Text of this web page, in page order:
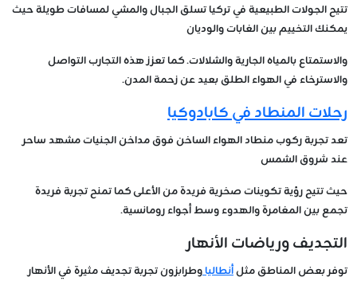
تتيح الجولات الطبيعية في تركيا تسلق الجبال والمشي لمسافات طويلة حيث
يمكنك التخييم بين الغابات والوديان
والاستمتاع بالمياه الجارية والشلالات. كما تعزز هذه التجارب التواصل
والاسترخاء في الهواء الطلق بعيد عن زحمة المدن.
رحلات المنطاد في كابادوكيا
تعد تجربة ركوب منطاد الهواء الساخن فوق مداخن الجنيات مشهد ساحر
عند شروق الشمس
حيث تتيح رؤية تكوينات صخرية فريدة من الأعلى كما تمنح تجربة فريدة
تجمع بين المغامرة والهدوء وسط أجواء رومانسية.
التجديف ورياضات الأنهار
توفر بعض المناطق مثلأنطالياوطرابزون تجربة تجديف مثيرة في الأنهار